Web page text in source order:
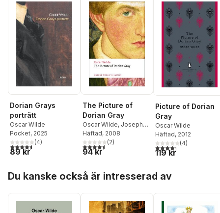
Dorian Grays
porträtt
Oscar Wilde
Pocket, 2025
4,5utav 5 stjärnor. Totalt antal röster:
(4)
89 kr
The Picture of
Dorian Gray
Oscar Wilde, Joseph
Bristow
Häftad, 2008
4,5utav 5 stjärnor. Totalt antal röster:
(2)
94 kr
Picture of Dorian
Gray
Oscar Wilde
Häftad, 2012
4,3utav 5 stjärnor.
(4)
119 kr
Du kanske också är intresserad av